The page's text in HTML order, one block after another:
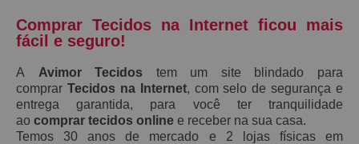
Comprar Tecidos na Internet ficou mais
fácil e seguro!
A Avimor Tecidos tem um site blindado para
comprar Tecidos na Internet, com selo de segurança e
entrega garantida, para você ter tranquilidade
ao comprar tecidos online e receber na sua casa.
Temos 30 anos de mercado e 2 lojas físicas em